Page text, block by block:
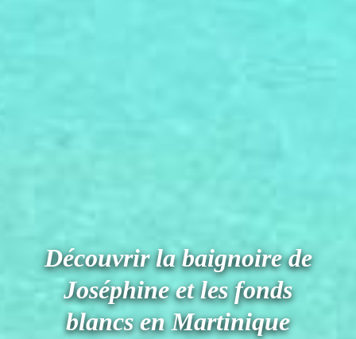
Découvrir la baignoire de
Joséphine et les fonds
blancs en Martinique